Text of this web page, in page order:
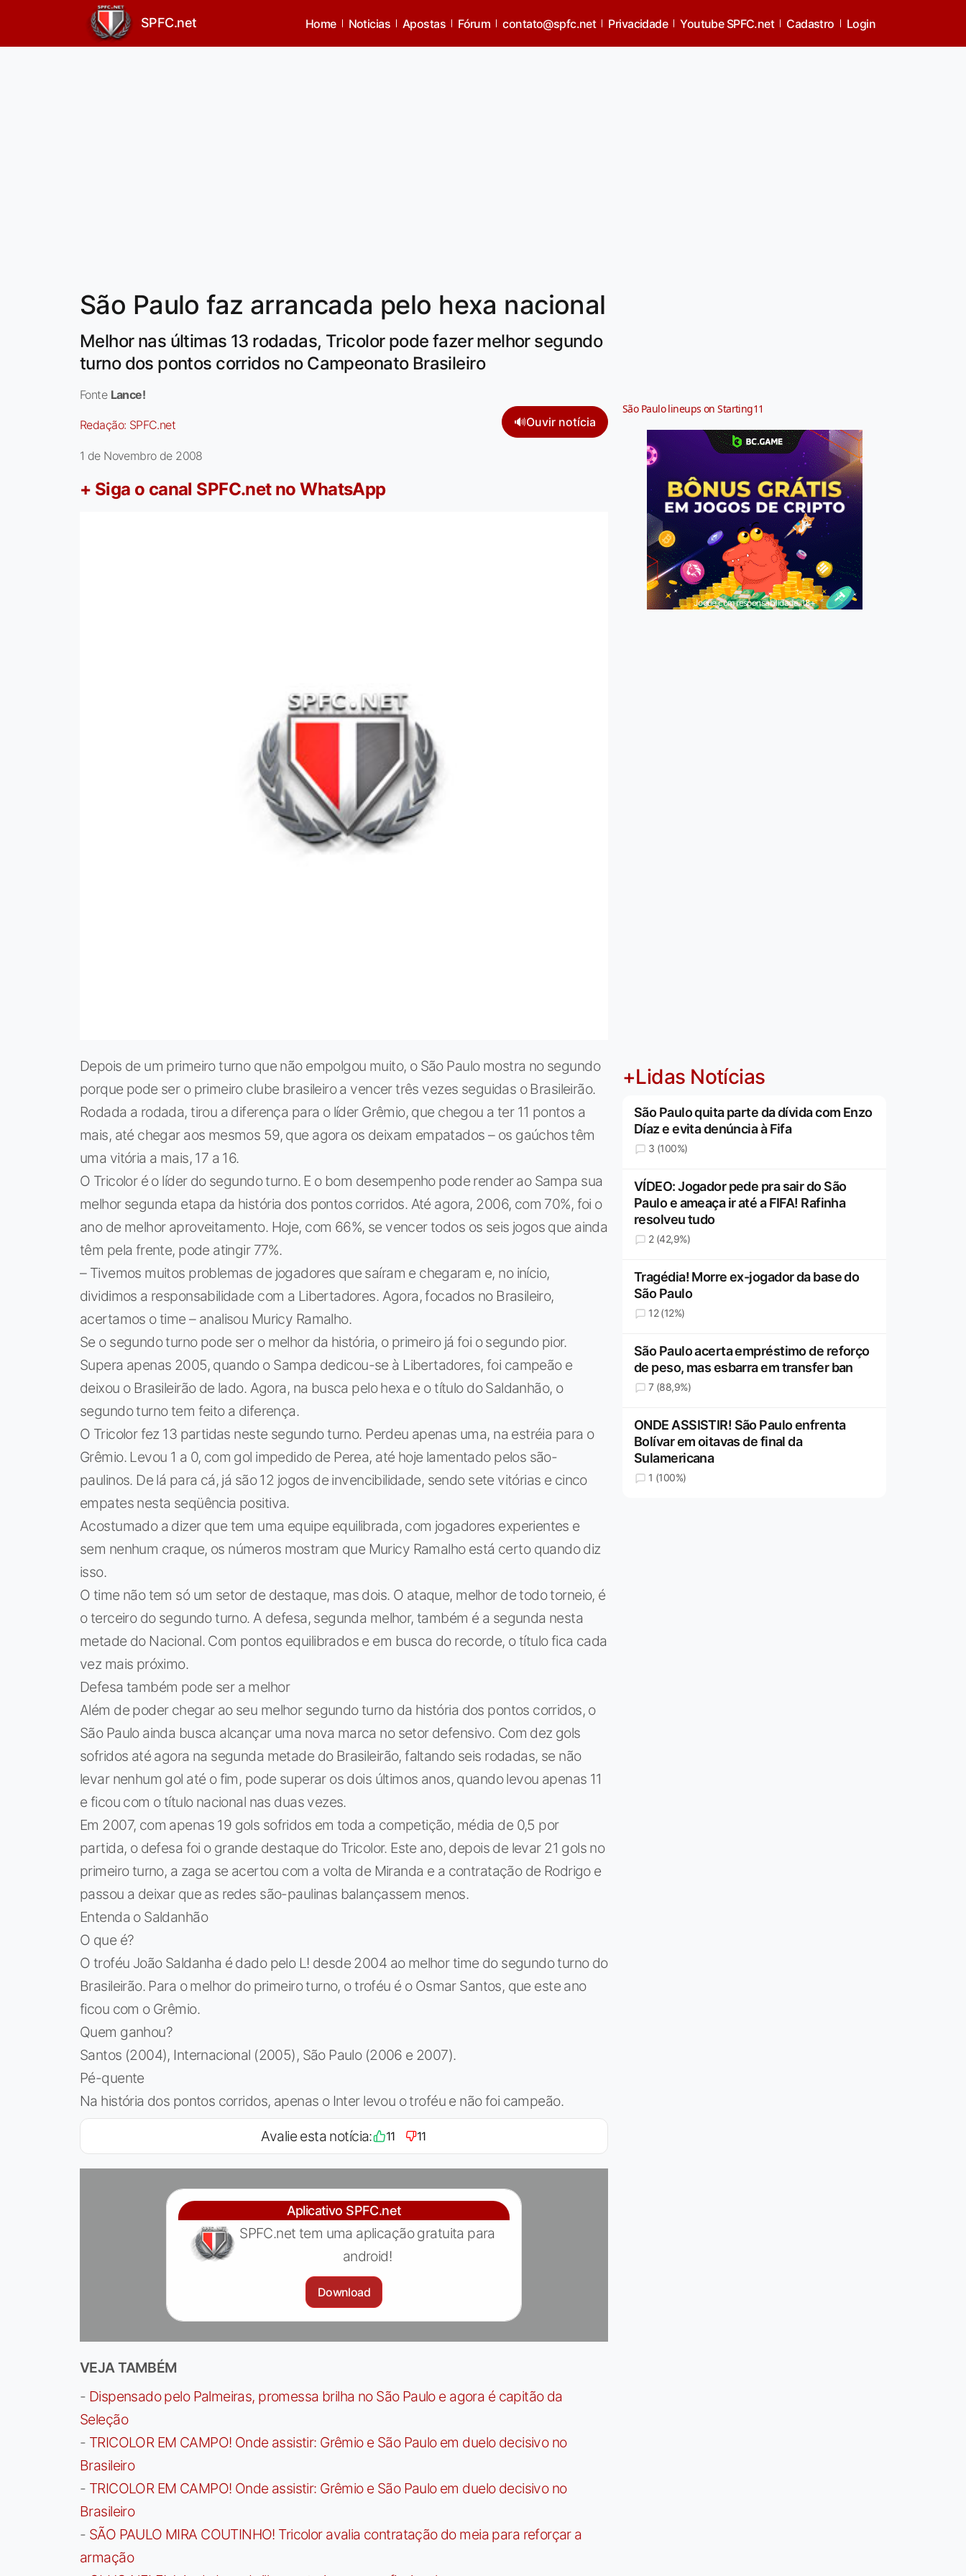
SPFC.net Home Noticias Apostas Fórum contato@spfc.net Privacidade Youtube SPFC.net Cadastro Login
São Paulo faz arrancada pelo hexa nacional
Melhor nas últimas 13 rodadas, Tricolor pode fazer melhor segundo
turno dos pontos corridos no Campeonato Brasileiro
Fonte Lance!
Redação: SPFC.net 🔊Ouvir notícia
1 de Novembro de 2008
+ Siga o canal SPFC.net no WhatsApp
Depois de um primeiro turno que não empolgou muito, o São Paulo mostra no segundo
porque pode ser o primeiro clube brasileiro a vencer três vezes seguidas o Brasileirão.
Rodada a rodada, tirou a diferença para o líder Grêmio, que chegou a ter 11 pontos a
mais, até chegar aos mesmos 59, que agora os deixam empatados – os gaúchos têm
uma vitória a mais, 17 a 16.
O Tricolor é o líder do segundo turno. E o bom desempenho pode render ao Sampa sua
melhor segunda etapa da história dos pontos corridos. Até agora, 2006, com 70%, foi o
ano de melhor aproveitamento. Hoje, com 66%, se vencer todos os seis jogos que ainda
têm pela frente, pode atingir 77%.
– Tivemos muitos problemas de jogadores que saíram e chegaram e, no início,
dividimos a responsabilidade com a Libertadores. Agora, focados no Brasileiro,
acertamos o time – analisou Muricy Ramalho.
Se o segundo turno pode ser o melhor da história, o primeiro já foi o segundo pior.
Supera apenas 2005, quando o Sampa dedicou-se à Libertadores, foi campeão e
deixou o Brasileirão de lado. Agora, na busca pelo hexa e o título do Saldanhão, o
segundo turno tem feito a diferença.
O Tricolor fez 13 partidas neste segundo turno. Perdeu apenas uma, na estréia para o
Grêmio. Levou 1 a 0, com gol impedido de Perea, até hoje lamentado pelos são-
paulinos. De lá para cá, já são 12 jogos de invencibilidade, sendo sete vitórias e cinco
empates nesta seqüência positiva.
Acostumado a dizer que tem uma equipe equilibrada, com jogadores experientes e
sem nenhum craque, os números mostram que Muricy Ramalho está certo quando diz
isso.
O time não tem só um setor de destaque, mas dois. O ataque, melhor de todo torneio, é
o terceiro do segundo turno. A defesa, segunda melhor, também é a segunda nesta
metade do Nacional. Com pontos equilibrados e em busca do recorde, o título fica cada
vez mais próximo.
Defesa também pode ser a melhor
Além de poder chegar ao seu melhor segundo turno da história dos pontos corridos, o
São Paulo ainda busca alcançar uma nova marca no setor defensivo. Com dez gols
sofridos até agora na segunda metade do Brasileirão, faltando seis rodadas, se não
levar nenhum gol até o fim, pode superar os dois últimos anos, quando levou apenas 11
e ficou com o título nacional nas duas vezes.
Em 2007, com apenas 19 gols sofridos em toda a competição, média de 0,5 por
partida, o defesa foi o grande destaque do Tricolor. Este ano, depois de levar 21 gols no
primeiro turno, a zaga se acertou com a volta de Miranda e a contratação de Rodrigo e
passou a deixar que as redes são-paulinas balançassem menos.
Entenda o Saldanhão
O que é?
O troféu João Saldanha é dado pelo L! desde 2004 ao melhor time do segundo turno do
Brasileirão. Para o melhor do primeiro turno, o troféu é o Osmar Santos, que este ano
ficou com o Grêmio.
Quem ganhou?
Santos (2004), Internacional (2005), São Paulo (2006 e 2007).
Pé-quente
Na história dos pontos corridos, apenas o Inter levou o troféu e não foi campeão.
Avalie esta notícia: 11 11
Aplicativo SPFC.net
SPFC.net tem uma aplicação gratuita para
android!
Download
VEJA TAMBÉM
- Dispensado pelo Palmeiras, promessa brilha no São Paulo e agora é capitão da
Seleção
- TRICOLOR EM CAMPO! Onde assistir: Grêmio e São Paulo em duelo decisivo no
Brasileiro
- TRICOLOR EM CAMPO! Onde assistir: Grêmio e São Paulo em duelo decisivo no
Brasileiro
- SÃO PAULO MIRA COUTINHO! Tricolor avalia contratação do meia para reforçar a
armação
São Paulo lineups on Starting11
Jogue com responsabilidade. 18+
+Lidas Notícias
São Paulo quita parte da dívida com Enzo
Díaz e evita denúncia à Fifa
3 (100%)
VÍDEO: Jogador pede pra sair do São
Paulo e ameaça ir até a FIFA! Rafinha
resolveu tudo
2 (42,9%)
Tragédia! Morre ex-jogador da base do
São Paulo
12 (12%)
São Paulo acerta empréstimo de reforço
de peso, mas esbarra em transfer ban
7 (88,9%)
ONDE ASSISTIR! São Paulo enfrenta
Bolívar em oitavas de final da
Sulamericana
1 (100%)